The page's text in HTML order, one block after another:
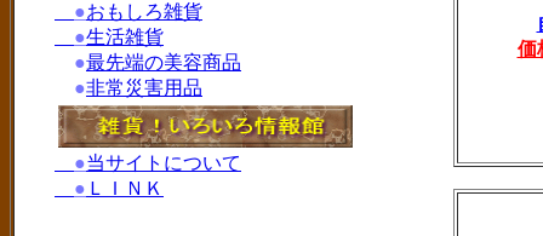
価
●おもしろ雑貨
●生活雑貨
●最先端の美容商品
●非常災害用品
●当サイトについて
● ＬＩＮＫ